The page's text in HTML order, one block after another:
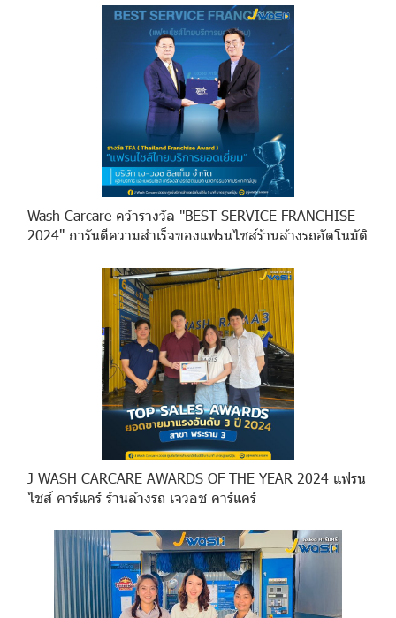
Wash Carcare คว้ารางวัล "BEST SERVICE FRANCHISE
2024" การันตีความสำเร็จของแฟรนไชส์ร้านล้างรถอัตโนมัติ
J WASH CARCARE AWARDS OF THE YEAR 2024 แฟรน
ไชส์ คาร์แคร์ ร้านล้างรถ เจวอช คาร์แคร์